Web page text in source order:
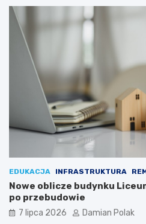
EDUKACJA INFRASTRUKTURA
Nowe oblicze budynku
po przebudowie
7 lipca 2026 Damian Polak